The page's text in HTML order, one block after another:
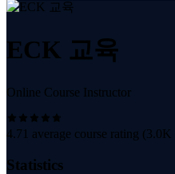
ECK 교육
Online Course Instructor
4.71 average course rating (3.0K
Statistics